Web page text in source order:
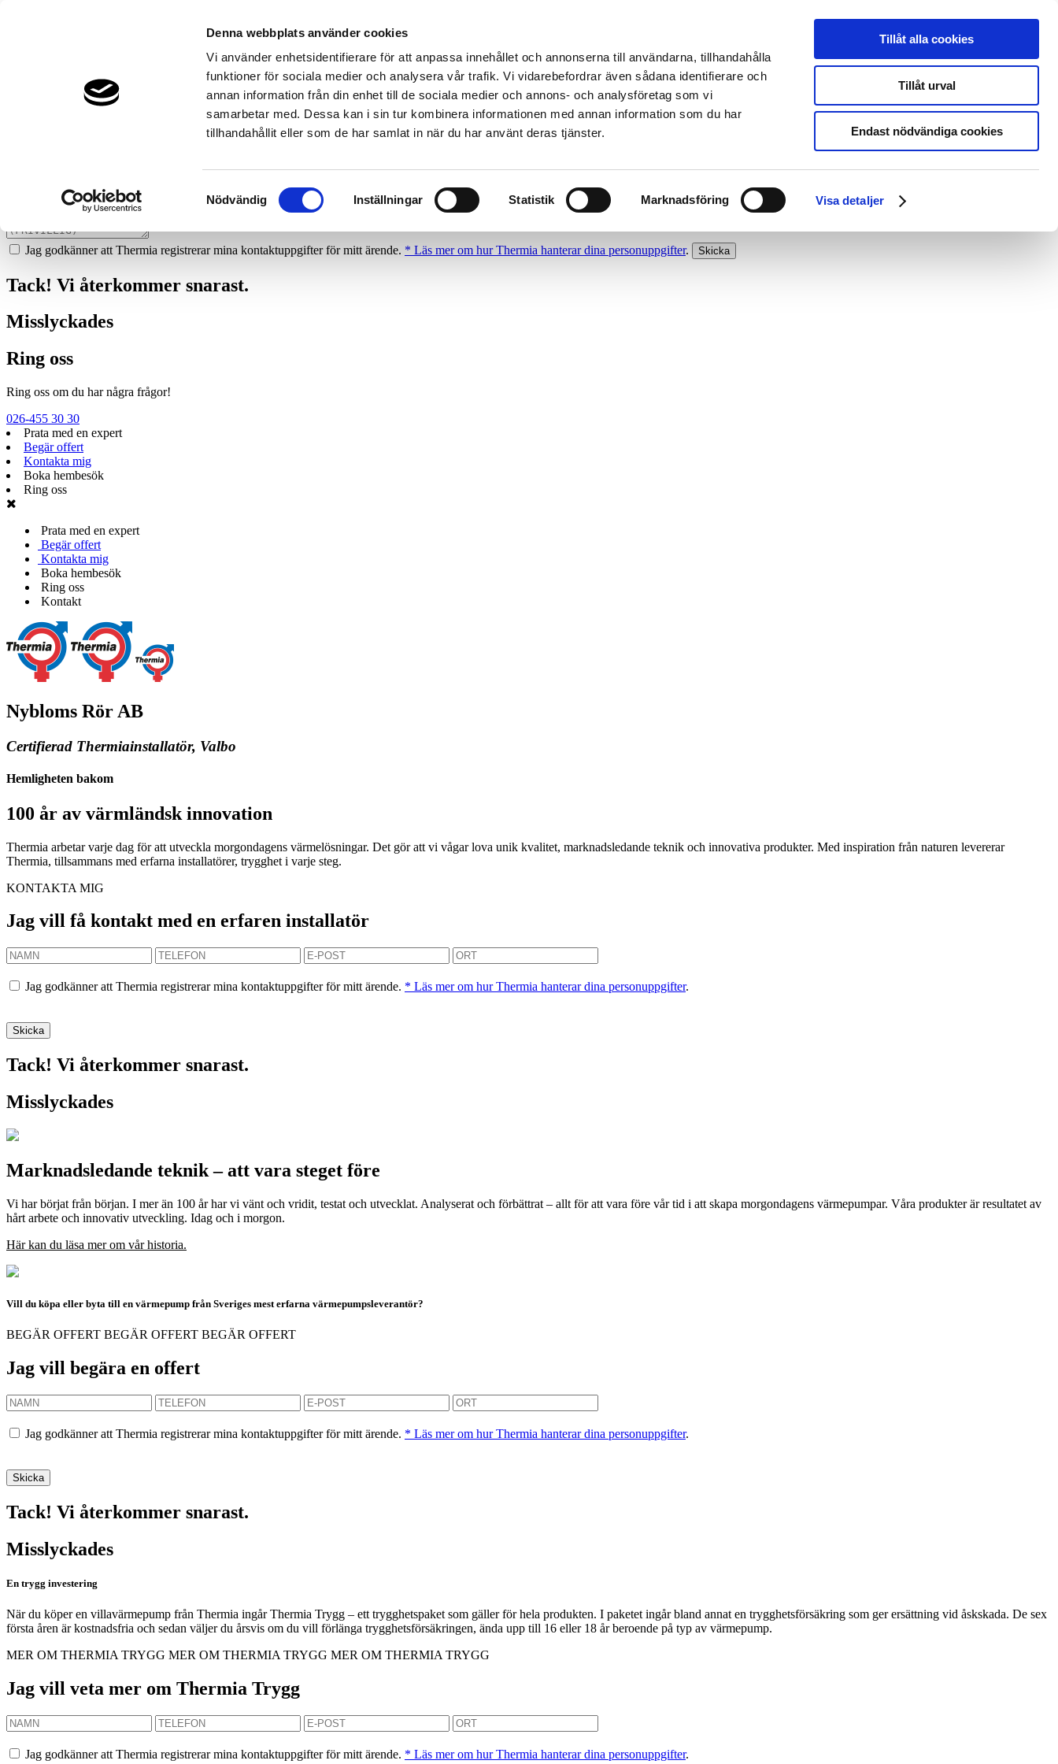
Denna webbplats använder cookies
Vi använder enhetsidentifierare för att anpassa innehållet och annonserna till användarna, tillhandahålla
funktioner för sociala medier och analysera vår trafik. Vi vidarebefordrar även sådana identifierare och
annan information från din enhet till de sociala medier och annons- och analysföretag som vi
samarbetar med. Dessa kan i sin tur kombinera informationen med annan information som du har
tillhandahållit eller som de har samlat in när du har använt deras tjänster.
Samtyckesval
Nödvändig Inställningar Statistik Marknadsföring Visa detaljer
Tillåt alla cookies
Tillåt urval
Endast nödvändiga cookies
Vi ger dig gärna goda råd - helt kostnadsfritt.
Vi hjälper dig att räkna ut mycket du kan spara med en värmepump!
Jag godkänner att Thermia registrerar mina kontaktuppgifter för mitt ärende. * Läs mer om hur Thermia hanterar dina personuppgifter.
Tack! Vi återkommer snarast.
Misslyckades
Ring oss
Ring oss om du har några frågor!
026-455 30 30
Prata med en expert
Begär offert
Kontakta mig
Boka hembesök
Ring oss
Prata med en expert
Begär offert
Kontakta mig
Boka hembesök
Ring oss
Kontakt
Nybloms Rör AB
Certifierad Thermiainstallatör, Valbo
Hemligheten bakom
100 år av värmländsk innovation
Thermia arbetar varje dag för att utveckla morgondagens värmelösningar. Det gör att vi vågar lova unik kvalitet, marknadsledande teknik och innovativa produkter. Med inspiration från naturen levererar
Thermia, tillsammans med erfarna installatörer, trygghet i varje steg.
KONTAKTA MIG
Jag vill få kontakt med en erfaren installatör
Jag godkänner att Thermia registrerar mina kontaktuppgifter för mitt ärende. * Läs mer om hur Thermia hanterar dina personuppgifter.
Tack! Vi återkommer snarast.
Misslyckades
Marknadsledande teknik – att vara steget före
Vi har börjat från början. I mer än 100 år har vi vänt och vridit, testat och utvecklat. Analyserat och förbättrat – allt för att vara före vår tid i att skapa morgondagens värmepumpar. Våra produkter är resultatet av
hårt arbete och innovativ utveckling. Idag och i morgon.
Här kan du läsa mer om vår historia.
Vill du köpa eller byta till en värmepump från Sveriges mest erfarna värmepumpsleverantör?
BEGÄR OFFERT BEGÄR OFFERT BEGÄR OFFERT
Jag vill begära en offert
Jag godkänner att Thermia registrerar mina kontaktuppgifter för mitt ärende. * Läs mer om hur Thermia hanterar dina personuppgifter.
Tack! Vi återkommer snarast.
Misslyckades
En trygg investering
När du köper en villavärmepump från Thermia ingår Thermia Trygg – ett trygghetspaket som gäller för hela produkten. I paketet ingår bland annat en trygghetsförsäkring som ger ersättning vid åskskada. De sex
första åren är kostnadsfria och sedan väljer du årsvis om du vill förlänga trygghetsförsäkringen, ända upp till 16 eller 18 år beroende på typ av värmepump.
MER OM THERMIA TRYGG MER OM THERMIA TRYGG MER OM THERMIA TRYGG
Jag vill veta mer om Thermia Trygg
Jag godkänner att Thermia registrerar mina kontaktuppgifter för mitt ärende. * Läs mer om hur Thermia hanterar dina personuppgifter.